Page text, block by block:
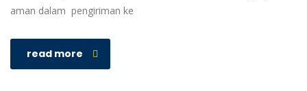
aman dalam pengiriman ke
read more